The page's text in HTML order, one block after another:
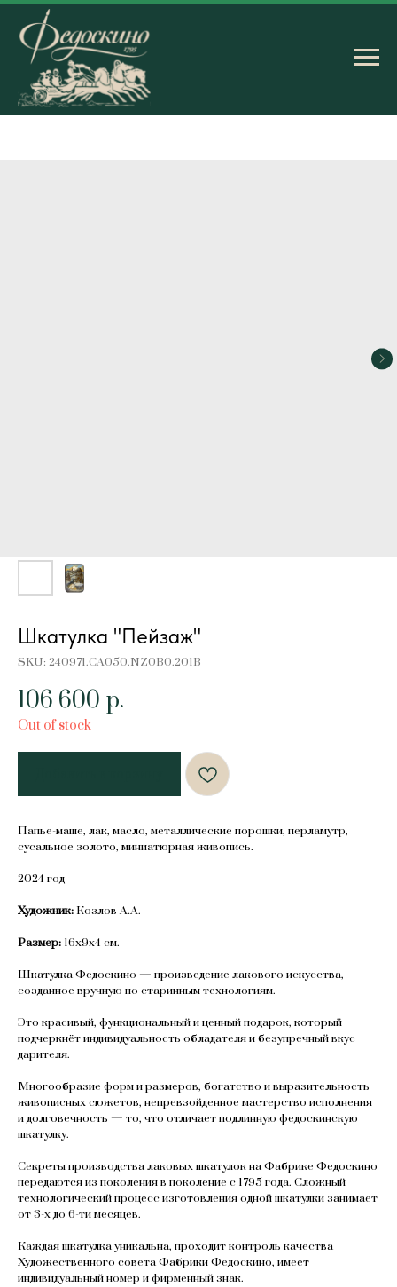
Шкатулка "Пейзаж"
SKU: 240971.CA050.NZ0B0.201B
106 600 р.
Out of stock
Папье-маше, лак, масло, металлические порошки, перламутр,
сусальное золото, миниатюрная живопись.
2024 год
Художник:Козлов А.А.
Размер: 16х9х4 см.
Шкатулка Федоскино — произведение лакового искусства,
созданное вручную по старинным технологиям.
Это красивый, функциональный и ценный подарок, который
подчеркнёт индивидуальность обладателя и безупречный вкус
дарителя.
Многообразие форм и размеров, богатство и выразительность
живописных сюжетов, непревзойденное мастерство исполнения
и долговечность — то, что отличает подлинную федоскинскую
шкатулку.
Секреты производства лаковых шкатулок на Фабрике Федоскино
передаются из поколения в поколение с 1795 года. Сложный
технологический процесс изготовления одной шкатулки занимает
от 3-х до 6-ти месяцев.
Каждая шкатулка уникальна, проходит контроль качества
Художественного совета Фабрики Федоскино, имеет
индивидуальный номер и фирменный знак.